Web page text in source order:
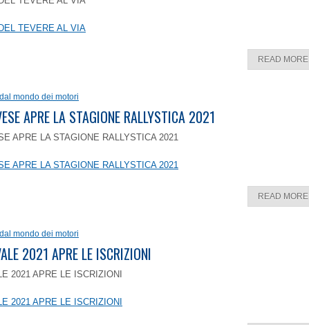
TEVERE AL VIA
READ MORE
mondo dei motori
APRE LA STAGIONE RALLYSTICA 2021
APRE LA STAGIONE RALLYSTICA 2021
APRE LA STAGIONE RALLYSTICA 2021
READ MORE
mondo dei motori
2021 APRE LE ISCRIZIONI
2021 APRE LE ISCRIZIONI
2021 APRE LE ISCRIZIONI